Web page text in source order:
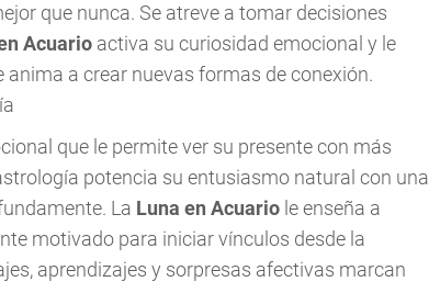
que nunca. Se atreve a tomar decisiones
Acuario activa su curiosidad emocional y le
a crear nuevas formas de conexión.
que le permite ver su presente con más
potencia su entusiasmo natural con una
La Luna en Acuario le enseña a
motivado para iniciar vínculos desde la
aprendizajes y sorpresas afectivas marcan